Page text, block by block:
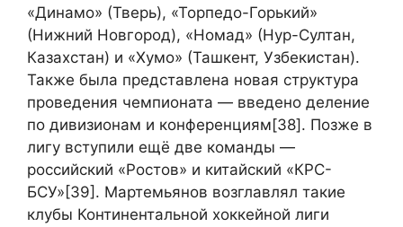
«Динамо» (Тверь), «Торпедо-Горький»
(Нижний Новгород), «Номад» (Нур-Султан,
Казахстан) и «Хумо» (Ташкент, Узбекистан).
Также была представлена новая структура
проведения чемпионата — введено деление
по дивизионам и конференциям[38]. Позже в
лигу вступили ещё две команды —
российский «Ростов» и китайский «КРС-
БСУ»[39]. Мартемьянов возглавлял такие
клубы Континентальной хоккейной лиги